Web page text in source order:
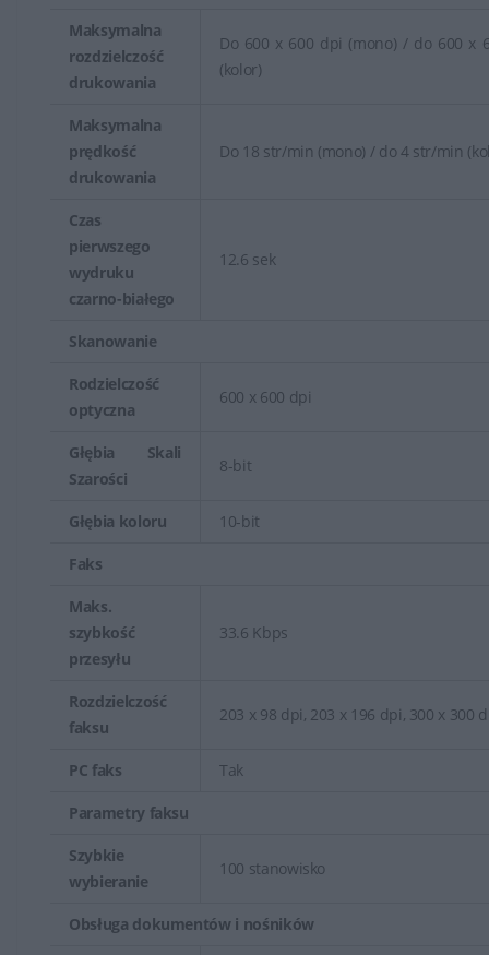
Maksymalna
rozdzielczość
drukowania
Do 600 x 600 dpi (mono) / do 600 x
(kolor)
Maksymalna
prędkość
drukowania
Do 18 str/min (mono) / do 4 str/min
Czas
pierwszego
wydruku
czarno-białego
12.6 sek
Skanowanie
Rodzielczość
optyczna
600 x 600 dpi
Głębia Skali
Szarości
8-bit
Głębia koloru 10-bit
Faks
Maks.
szybkość
przesyłu
33.6 Kbps
Rozdzielczość
faksu
203 x 98 dpi, 203 x 196 dpi, 300 x 300
PC faks Tak
Parametry faksu
Szybkie
wybieranie
100 stanowisko
Obsługa dokumentów i nośników